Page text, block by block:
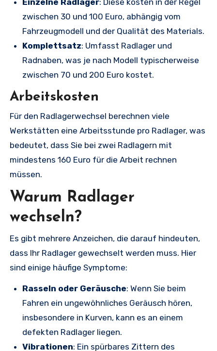
zwischen 30 und 100 Euro, abhängig vom
Fahrzeugmodell und der Qualität des Materials.
Komplettsatz: Umfasst Radlager und
Radnaben, was je nach Modell typischerweise
zwischen 70 und 200 Euro kostet.
Arbeitskosten
Für den Radlagerwechsel berechnen viele
Werkstätten eine Arbeitsstunde pro Radlager, was
bedeutet, dass Sie bei zwei Radlagern mit
mindestens 160 Euro für die Arbeit rechnen
müssen.
Warum Radlager
wechseln?
Es gibt mehrere Anzeichen, die darauf hindeuten,
dass Ihr Radlager gewechselt werden muss. Hier
sind einige häufige Symptome:
Rasseln oder Geräusche: Wenn Sie beim
Fahren ein ungewöhnliches Geräusch hören,
insbesondere in Kurven, kann es an einem
defekten Radlager liegen.
Vibrationen: Ein spürbares Zittern des